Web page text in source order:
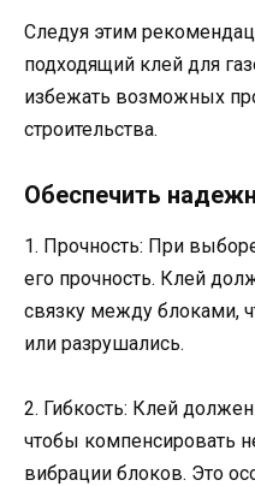
Следуя этим
подходящий клей для
избежать возможных
строительства.
Обеспечить
1. Прочность: При
его прочность. Клей
связку между блоками,
или разрушались.
2. Гибкость: Клей
чтобы компенсировать
вибрации блоков. Это